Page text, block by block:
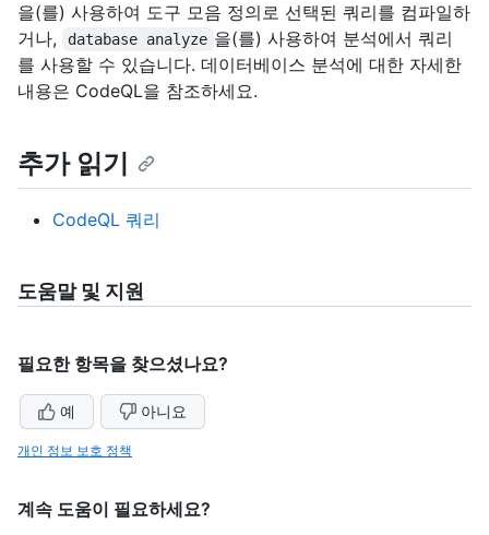
을(를) 사용하여 도구 모음 정의로 선택된 쿼리를 컴파일하
거나,
database analyze 을(를) 사용하여 분석에서 쿼리
를 사용할 수 있습니다. 데이터베이스 분석에 대한 자세한
내용은 CodeQL을 참조하세요.
추가 읽기
CodeQL 쿼리
도움말 및 지원
필요한 항목을 찾으셨나요?
예 아니요
개인 정보 보호 정책
계속 도움이 필요하세요?